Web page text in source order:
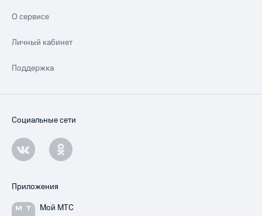
О сервисе
Личный кабинет
Поддержка
Социальные сети
Приложения
Мой МТС